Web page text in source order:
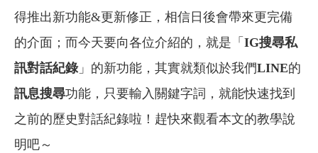
得推出新功能&更新修正，相信日後會帶來更完備
的介面；而今天要向各位介紹的，就是「 IG搜尋私
訊對話紀錄」的新功能，其實就類似於我們LINE的
訊息搜尋功能，只要輸入關鍵字詞，就能快速找到
之前的歷史對話紀錄啦！趕快來觀看本文的教學說
明吧～